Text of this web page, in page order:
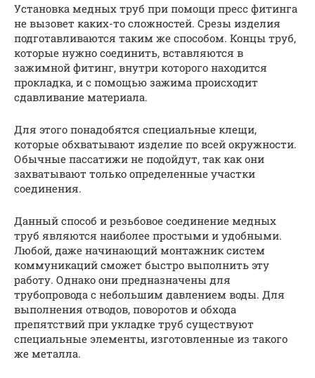
Установка медных труб при помощи пресс фитинга
не вызовет каких-то сложностей. Срезы изделия
подготавливаются таким же способом. Концы труб,
которые нужно соединить, вставляются в
зажимной фитинг, внутри которого находится
прокладка, и с помощью зажима происходит
сдавливание материала.
Для этого понадобятся специальные клещи,
которые обхватывают изделие по всей окружности.
Обычные пассатижи не подойдут, так как они
захватывают только определенные участки
соединения.
Данный способ и резьбовое соединение медных
труб являются наиболее простыми и удобными.
Любой, даже начинающий монтажник систем
коммуникаций сможет быстро выполнить эту
работу. Однако они предназначены для
трубопровода с небольшим давлением воды. Для
выполнения отводов, поворотов и обхода
препятствий при укладке труб существуют
специальные элементы, изготовленные из такого
же металла.